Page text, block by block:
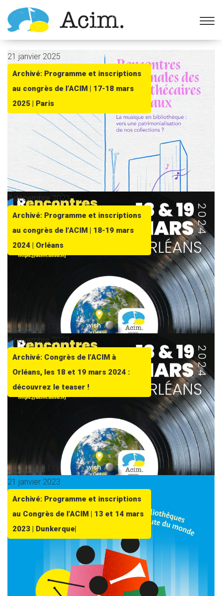
Ouvrir la barre d’outils
21 janvier 2025
Archivé: Programme et inscriptions
au congrès de l’ACIM | 17-18 mars
2025 | Paris
7 décembre 2023
Archivé: Programme et inscriptions
au congrès de l’ACIM | 18-19 mars
2024 | Orléans
8 novembre 2023
Archivé: Congrès de l’ACIM à
Orléans, les 18 et 19 mars 2024 :
découvrez le teaser !
21 janvier 2023
Archivé: Programme et inscriptions
au Congrès de l’ACIM | 13 et 14 mars
2023 | Dunkerque|